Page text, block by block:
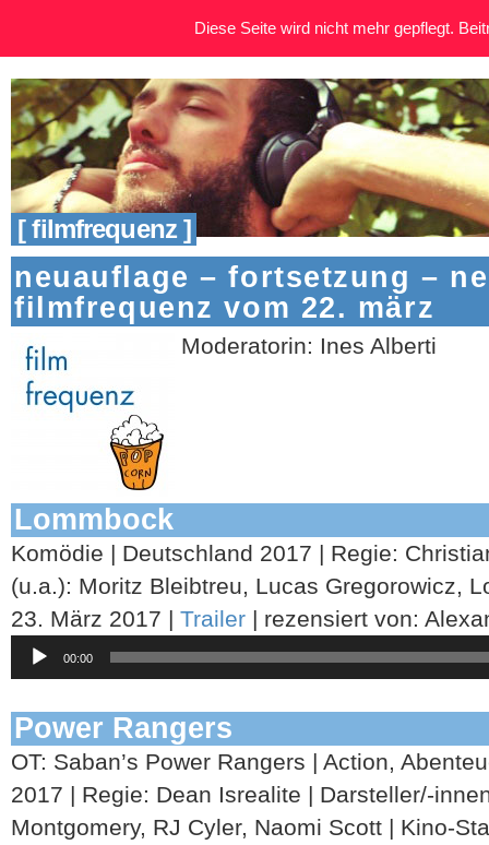
[ filmfrequenz ]
neuauflage – fortsetzung –
filmfrequenz vom 22. märz
Moderatorin: Ines Alberti
Lommbock
Komödie | Deutschland 2017 | Regie:
(u.a.): Moritz Bleibtreu, Lucas Gregorowicz,
23. März 2017 | Trailer | rezensiert von:
Audio-
Player
00:00
Power Rangers
OT: Saban’s Power Rangers | Action,
2017 | Regie: Dean Isrealite | Darsteller/-
Montgomery, RJ Cyler, Naomi Scott | Kino-
Diese Seite wird nicht mehr gepflegt.